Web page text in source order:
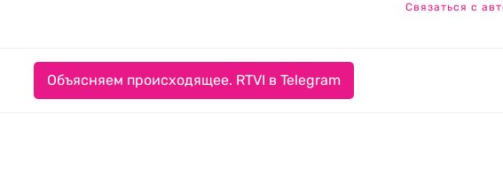
Связаться с
Объясняем происходящее. RTVI в Telegram